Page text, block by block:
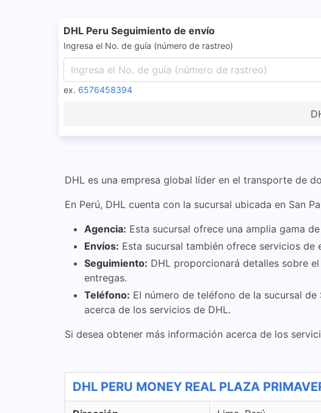
DHL Peru Seguimiento de envío
Ingresa el No. de guía (número de rastreo)
ex. 6576458394
DHL es una empresa global líder en el transporte de
En Perú, DHL cuenta con la sucursal ubicada en San
Agencia: Esta sucursal ofrece una amplia gama
Envíos: Esta sucursal también ofrece servicios
Seguimiento: DHL proporcionará detalles sobre
entregas.
Teléfono: El número de teléfono de la sucursal
acerca de los servicios de DHL.
Si desea obtener más información acerca de los
DHL PERU MONEY REAL PLAZA